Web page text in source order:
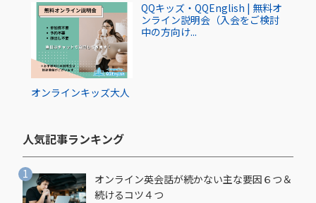
オンラインキッズ大人
QQキッズ・QQEnglish | 無料オ
ンライン説明会（入会をご検討
中の方向け...
人気記事ランキング​
オンライン英会話が続かない主な要因６つ＆
続けるコツ４つ